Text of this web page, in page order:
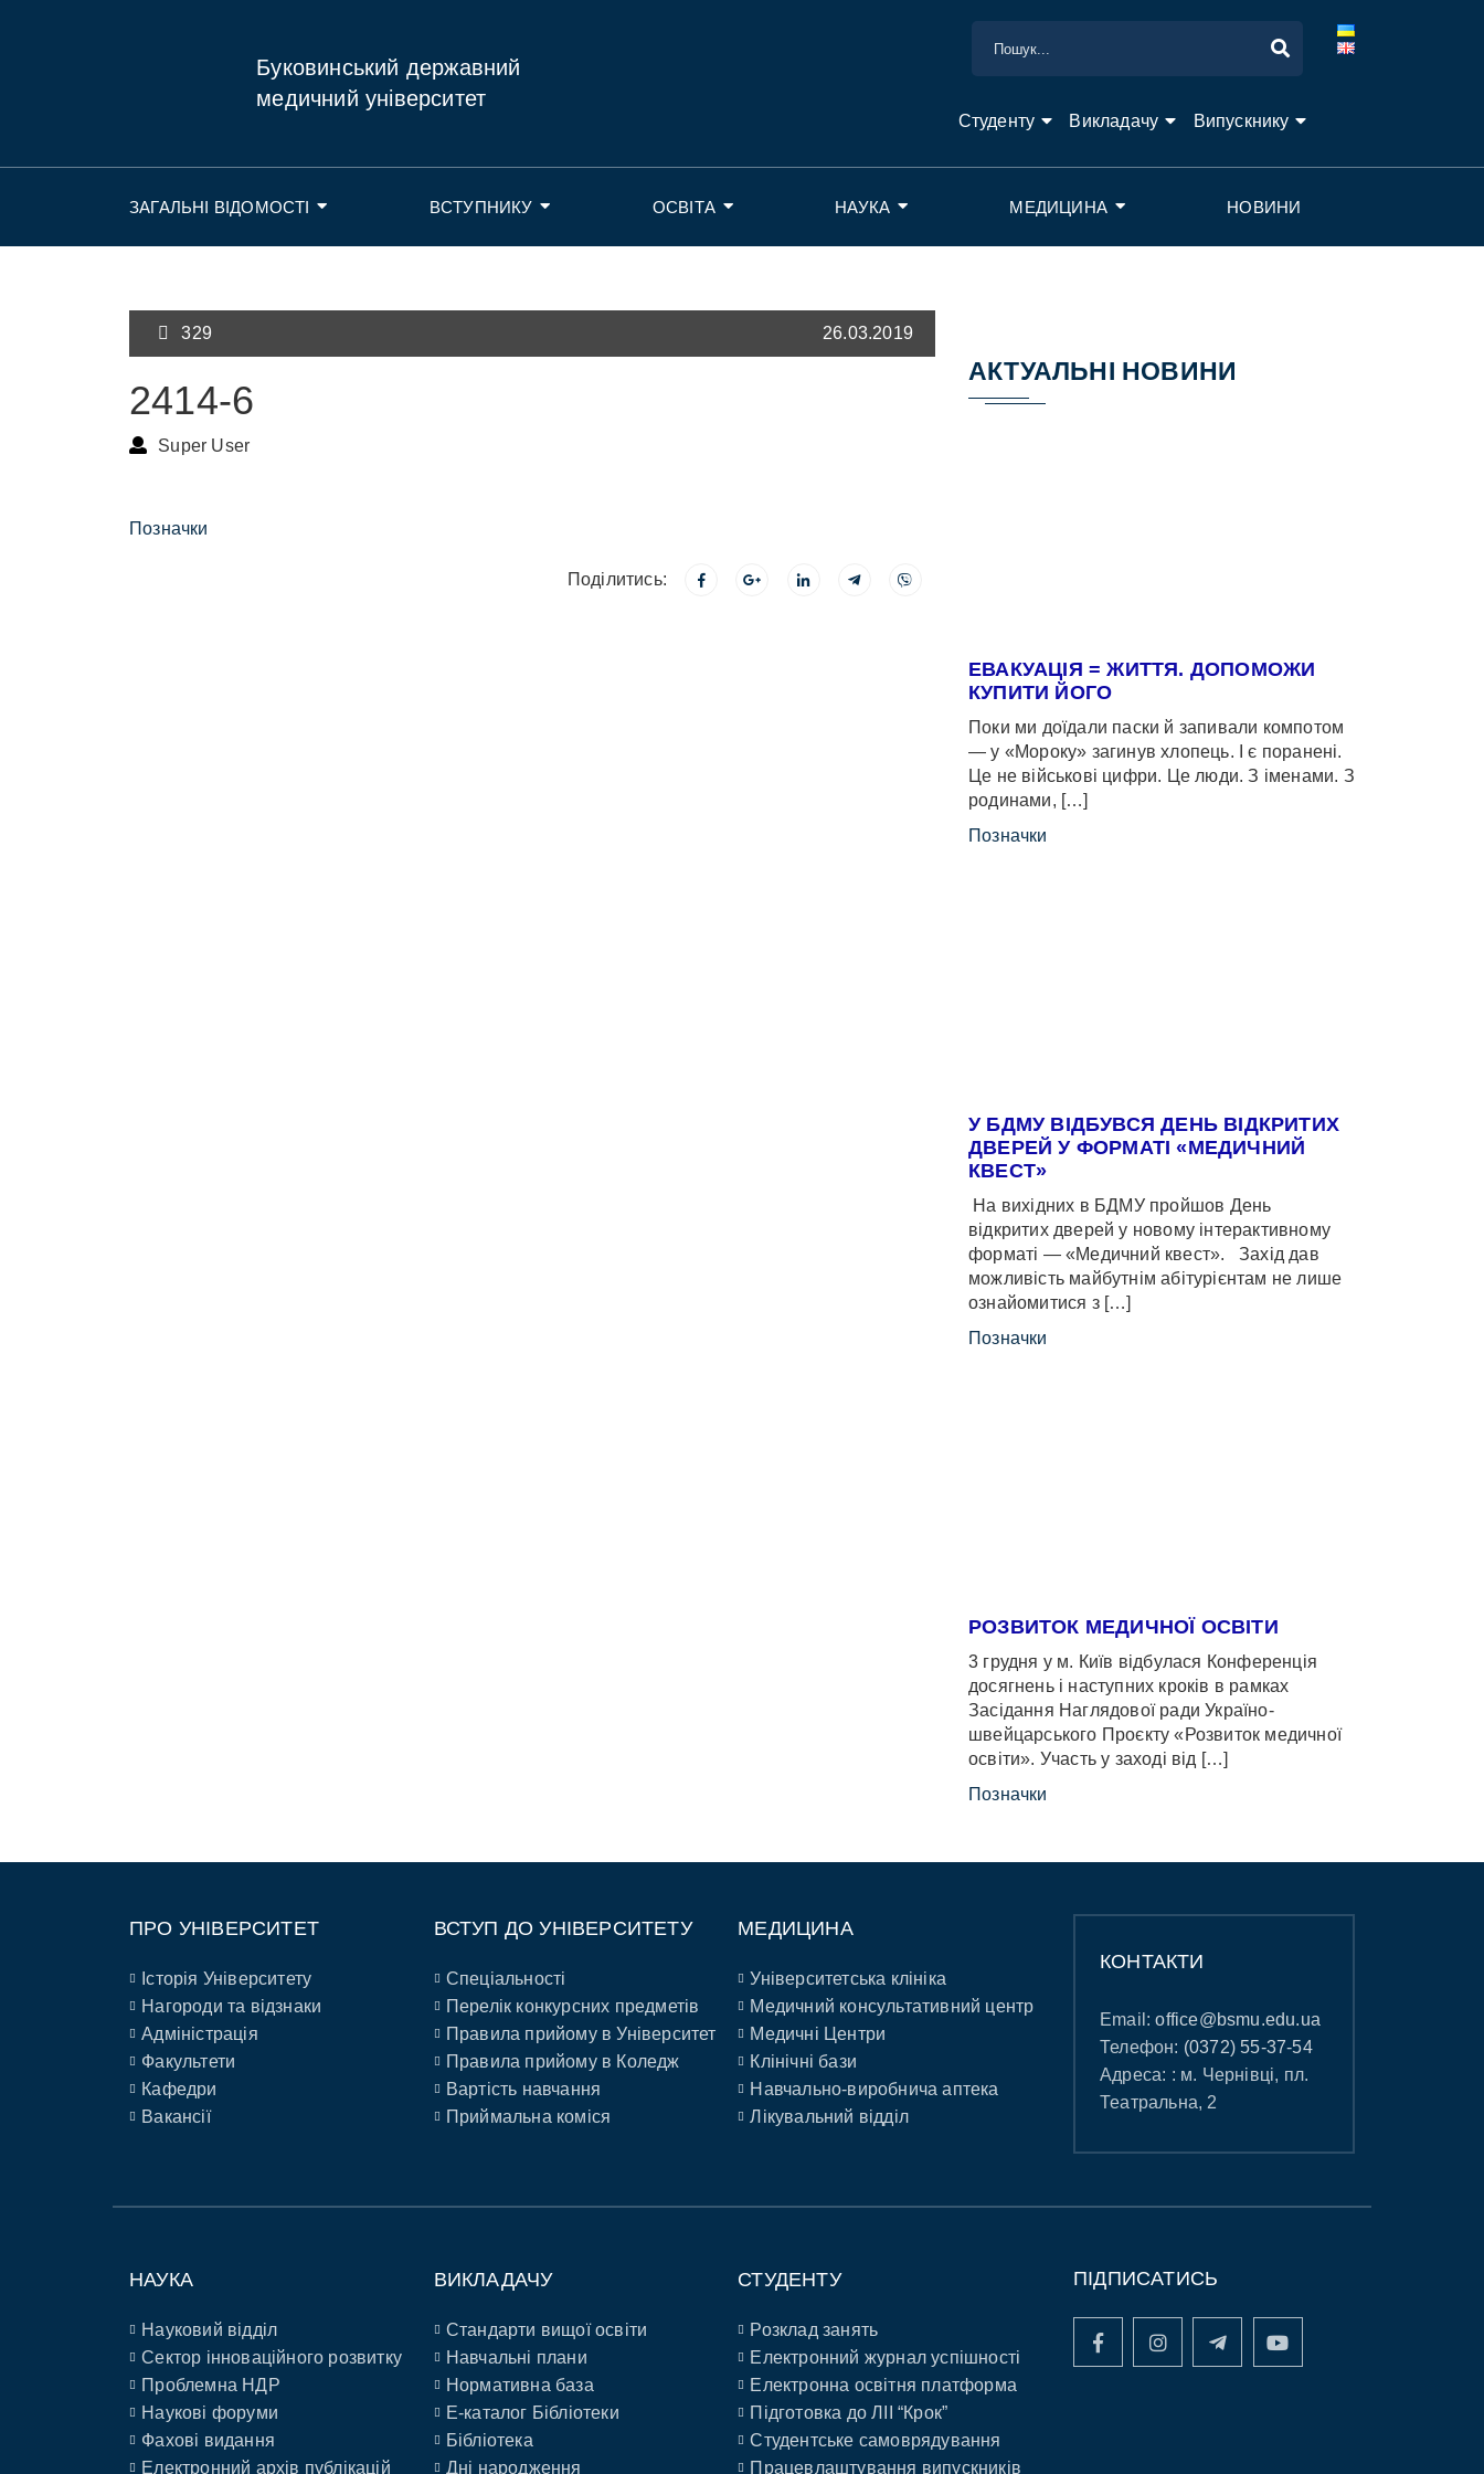
Буковинський державний
медичний університет
Студенту Викладачу Випускнику
ЗАГАЛЬНІ ВІДОМОСТІ ВСТУПНИКУ ОСВІТА НАУКА МЕДИЦИНА НОВИНИ
329 26.03.2019
2414-6
Super User
Позначки
Поділитись:
АКТУАЛЬНІ НОВИНИ
ЕВАКУАЦІЯ = ЖИТТЯ. ДОПОМОЖИ
КУПИТИ ЙОГО
Поки ми доїдали паски й запивали компотом
— у «Мороку» загинув хлопець. І є поранені.
Це не військові цифри. Це люди. З іменами. З
родинами, […]
Позначки
У БДМУ ВІДБУВСЯ ДЕНЬ ВІДКРИТИХ
ДВЕРЕЙ У ФОРМАТІ «МЕДИЧНИЙ
КВЕСТ»
На вихідних в БДМУ пройшов День
відкритих дверей у новому інтерактивному
форматі — «Медичний квест». Захід дав
можливість майбутнім абітурієнтам не лише
ознайомитися з […]
Позначки
РОЗВИТОК МЕДИЧНОЇ ОСВІТИ
3 грудня у м. Київ відбулася Конференція
досягнень і наступних кроків в рамках
Засідання Наглядової ради Україно-
швейцарського Проєкту «Розвиток медичної
освіти». Участь у заході від […]
Позначки
ПРО УНІВЕРСИТЕТ
Історія Університету
Нагороди та відзнаки
Адміністрація
Факультети
Кафедри
Вакансії
ВСТУП ДО УНІВЕРСИТЕТУ
Спеціальності
Перелік конкурсних предметів
Правила прийому в Університет
Правила прийому в Коледж
Вартість навчання
Приймальна коміся
МЕДИЦИНА
Університетська клініка
Медичний консультативний центр
Медичні Центри
Клінічні бази
Навчально-виробнича аптека
Лікувальний відділ
КОНТАКТИ
Email:office@bsmu.edu.ua
Телефон: (0372) 55-37-54
Адреса: : м. Чернівці, пл.
Театральна, 2
НАУКА
Науковий відділ
Сектор інноваційного розвитку
Проблемна НДР
Наукові форуми
Фахові видання
Електронний архів публікацій
ВИКЛАДАЧУ
Стандарти вищої освіти
Навчальні плани
Нормативна база
E-каталог Бібліотеки
Бібліотека
Дні народження
СТУДЕНТУ
Розклад занять
Електронний журнал успішності
Електронна освітня платформа
Підготовка до ЛІІ “Крок”
Студентське самоврядування
Працевлаштування випускників
ПІДПИСАТИСЬ